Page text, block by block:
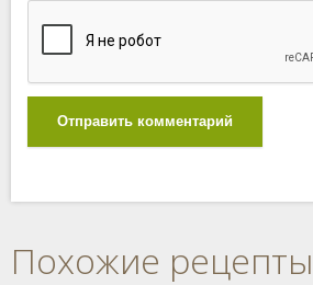
Отправить комментарий
Похожие рецепты